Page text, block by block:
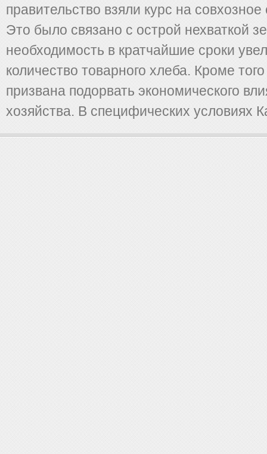
правительство взяли курс на совхозное
Это было связано с острой нехваткой
необходимость в кратчайшие сроки
количество товарного хлеба. Кроме
призвана подорвать экономического
хозяйства. В специфических условиях